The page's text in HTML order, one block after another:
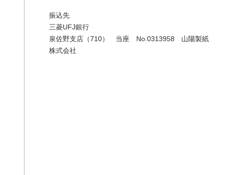
振込先
三菱UFJ銀行
泉佐野支店（710） 当座 No.0313958 山陽製紙
株式会社